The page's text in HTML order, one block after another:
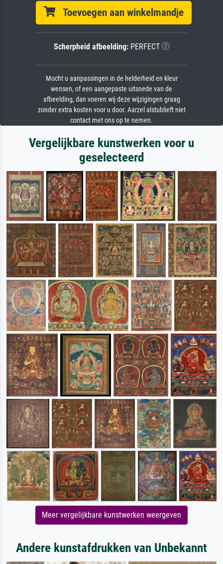
Toevoegen aan winkelmandje
Scherpheid afbeelding:PERFECT
Mocht u aanpassingen in de helderheid en kleur
wensen, of een aangepaste uitsnede van de
afbeelding, dan voeren wij deze wijzigingen graag
zonder extra kosten voor u door. Aarzel alstublieft niet
contact met ons op te nemen.
Vergelijkbare kunstwerken voor u
geselecteerd
Meer vergelijkbare kunstwerken weergeven
Andere kunstafdrukken van Unbekannt